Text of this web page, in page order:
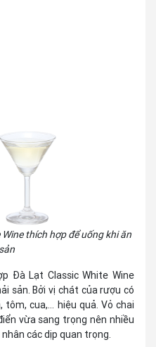
thích hợp để uống khi ăn
Đà Lạt Classic White Wine
sản. Bởi vị chát của rượu có
cua,... hiệu quả. Vỏ chai
vừa sang trọng nên nhiều
các dịp quan trọng.